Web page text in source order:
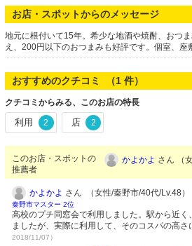
お店・スポットからのメッセージ
地元に根付いて15年。希少な地酒や焼酎、おつ
え、200円以下のおつまみも好評です。個室、
おすすめのクチコミ （1 件）
クチコミからみる、このお店の特長
利用 2 店 2
このお店・スポットの
推薦者
かよかよ さん （
かよかよ さん （女性/秦野市/40代/Lv.48）
秦野市マスター 2位
高校のプチ同窓会で利用しました。駅から近
ましたが、実際に利用して、そのコスパの高
2018/11/07）